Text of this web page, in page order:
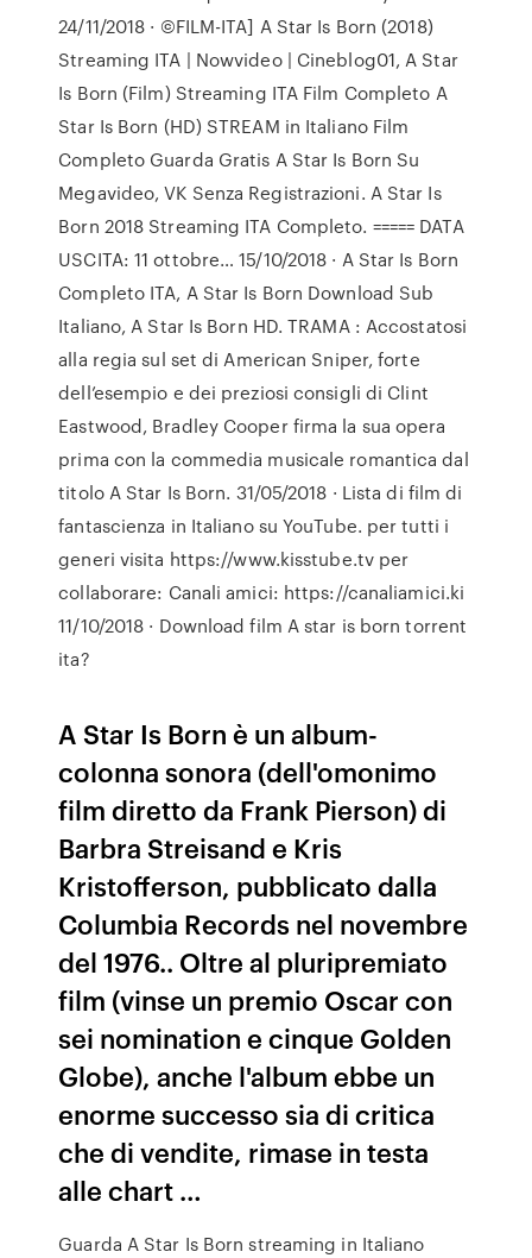
24/11/2018 · ©FILM-ITA] A Star Is Born (2018)
Streaming ITA | Nowvideo | Cineblog01, A Star
Is Born (Film) Streaming ITA Film Completo A
Star Is Born (HD) STREAM in Italiano Film
Completo Guarda Gratis A Star Is Born Su
Megavideo, VK Senza Registrazioni. A Star Is
Born 2018 Streaming ITA Completo. ===== DATA
USCITA: 11 ottobre… 15/10/2018 · A Star Is Born
Completo ITA, A Star Is Born Download Sub
Italiano, A Star Is Born HD. TRAMA : Accostatosi
alla regia sul set di American Sniper, forte
dell’esempio e dei preziosi consigli di Clint
Eastwood, Bradley Cooper firma la sua opera
prima con la commedia musicale romantica dal
titolo A Star Is Born. 31/05/2018 · Lista di film di
fantascienza in Italiano su YouTube. per tutti i
generi visita https://www.kisstube.tv per
collaborare: Canali amici: https://canaliamici.ki
11/10/2018 · Download film A star is born torrent
ita?
A Star Is Born è un album-
colonna sonora (dell'omonimo
film diretto da Frank Pierson) di
Barbra Streisand e Kris
Kristofferson, pubblicato dalla
Columbia Records nel novembre
del 1976.. Oltre al pluripremiato
film (vinse un premio Oscar con
sei nomination e cinque Golden
Globe), anche l'album ebbe un
enorme successo sia di critica
che di vendite, rimase in testa
alle chart …
Guarda A Star Is Born streaming in Italiano